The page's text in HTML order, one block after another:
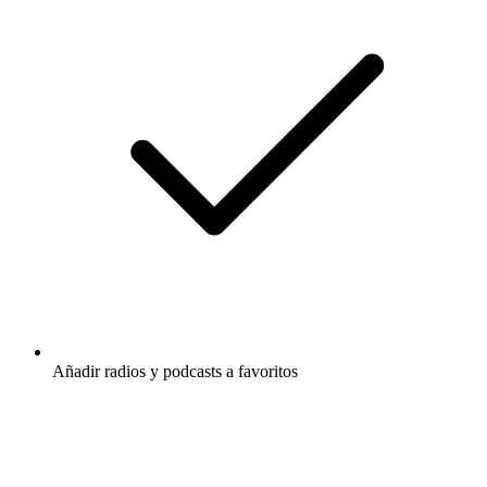
Añadir radios y podcasts a favoritos